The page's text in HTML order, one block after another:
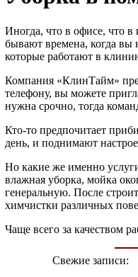
Иногда, что в офисе, что в
бывают времена, когда вы
которые работают в
Компания «КлинТайм»
телефону, вы можете
нужна срочно, тогда
Кто-то предпочитает
день, и поднимают
Но какие же именно
влажная уборка, мойка
генеральную. После
химчистки различных
Чаще всего за качеством
Свежие записи: